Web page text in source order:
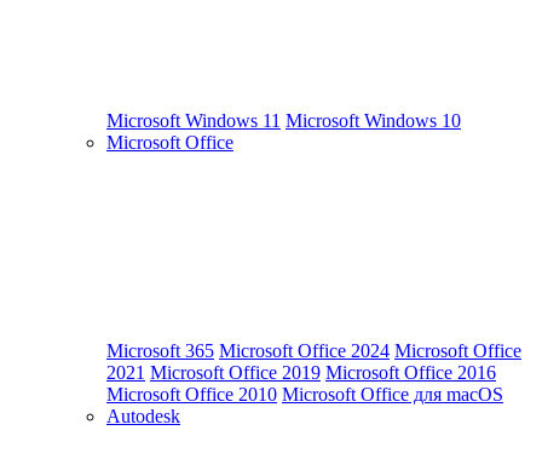
Microsoft Windows 11 Microsoft Windows 10
Microsoft Office
Microsoft 365 Microsoft Office 2024 Microsoft Office
2021 Microsoft Office 2019 Microsoft Office 2016
Microsoft Office 2010 Microsoft Office для macOS
Autodesk